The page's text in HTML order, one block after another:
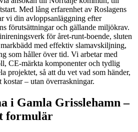
Med lång erfarenhet av Roslagens
vi din avloppsanläggning efter
förutsättningar och gällande miljökrav.
för året-runt-boende, sluten
med effektiv slamavskiljning,
som håller över tid. Vi arbetar med
CE-märkta komponenter och tydlig
projektet, så att du vet vad som händer,
kostar – utan överraskningar.
i Gamla Grisslehamn –
formulär